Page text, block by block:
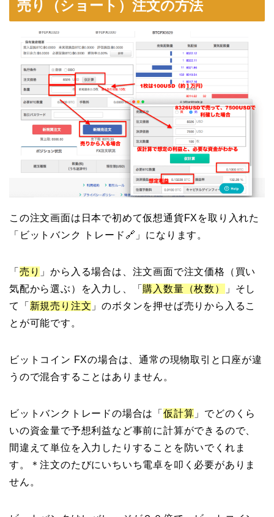
売り（ショート）注文の方法
この注文画面は日本で初めて仮想通貨FXを取り入れた
「ビットバンク トレード🔗」になります。
「 売り 」から入る場合は、注文画面で注文価格（買い
気配から選ぶ）を入力し、「 購入数量（枚数）
」そし
て「 新規売り注文 」のボタンを押せば売りから入るこ
とが可能です。
ビットコイン FXの場合は、通常の現物取引と口座が違
うので混合することはありません。
ビットバンクトレードの場合は「仮計算 」でどのくら
いの資金量で予想利益など事前に計算ができるので、
間違えて単位を入力したりすることを防いでくれま
す。＊注文のたびにいちいち電卓を叩く必要がありま
せん。